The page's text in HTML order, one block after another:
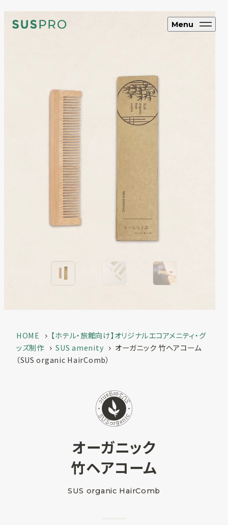
Menu
SUS CYCLE
オリジナルエコグッズ制作 ブランド・企業向け
SUSPRO
selection
エコアメニティ・グッズ制作
アメニティ製品
一覧
SUS supply
品一覧
コーヒー粉再利用雑貨 SUS coffee
お役立ち情報
お知らせ
ECサイト
カタログ
お問い合わせ
SUSPRO運営会社
HOME
【ホテル・旅館向け】オリジナルエコアメニティ・グ
ッズ制作
SUS amenity
オーガニック 竹ヘアコーム
（SUS organic HairComb）
オーガニック
竹ヘアコーム
SUS organic HairComb